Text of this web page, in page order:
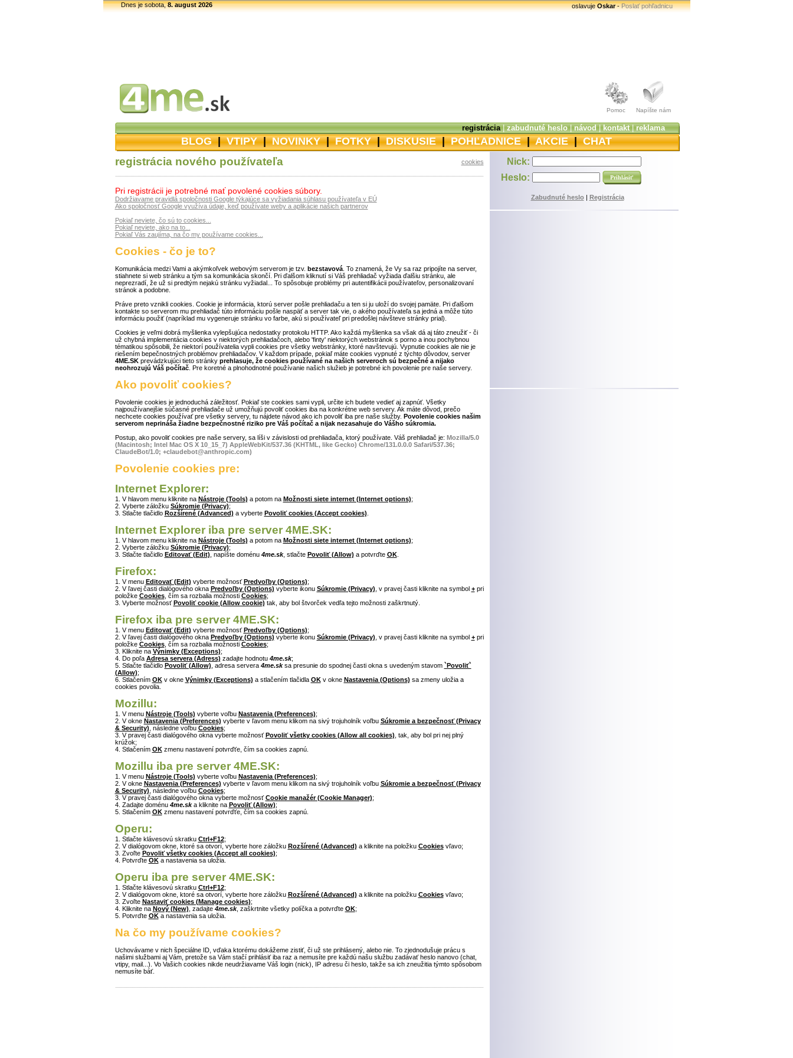
Dnes je sobota,8. august 2026 oslavujeOskar-Poslať pohľadnicu
Pomoc Napíšte nám
registrácia|zabudnuté heslo|návod|kontakt|reklama
BLOG|VTIPY|NOVINKY|FOTKY|DISKUSIE|POHĽADNICE|AKCIE|CHAT
registrácia nového používateľa cookies
Pri registrácii je potrebné mať povolené cookies súbory.
Dodržiavame pravidlá spoločnosti Google týkajúce sa vyžiadania súhlasu používateľa v EÚ
Ako spoločnosť Google využíva údaje, keď používate weby a aplikácie našich partnerov
Pokiaľ neviete, čo sú to cookies...
Pokiaľ neviete, ako na to...
Pokiaľ Vás zaujíma, na čo my používame cookies...
Cookies - čo je to?
Komunikácia medzi Vami a akýmkoľvek webovým serverom je tzv. bezstavová. To znamená, že Vy sa raz pripojíte na server,
stiahnete si web stránku a tým sa komunikácia skončí. Pri ďalšom kliknutí si Váš prehliadač vyžiada ďalšiu stránku, ale
neprezradí, že už si predtým nejakú stránku vyžiadal... To spôsobuje problémy pri autentifikácii používateľov, personalizovaní
stránok a podobne.
Práve preto vznikli cookies. Cookie je informácia, ktorú server pošle prehliadaču a ten si ju uloží do svojej pamäte. Pri ďalšom
kontakte so serverom mu prehliadač túto informáciu pošle naspäť a server tak vie, o akého používateľa sa jedná a môže túto
informáciu použiť (napríklad mu vygeneruje stránku vo farbe, akú si používateľ pri predošlej návšteve stránky prial).
Cookies je veľmi dobrá myšlienka vylepšujúca nedostatky protokolu HTTP. Ako každá myšlienka sa však dá aj táto zneužiť - či
už chybná implementácia cookies v niektorých prehliadačoch, alebo 'finty' niektorých webstránok s porno a inou pochybnou
tématikou spôsobili, že niektorí používatelia vypli cookies pre všetky webstránky, ktoré navštevujú. Vypnutie cookies ale nie je
riešením bepečnostných problémov prehliadačov. V každom prípade, pokiaľ máte cookies vypnuté z týchto dôvodov, server
4ME.SKprevádzkujúci tieto stránky prehlasuje, že cookies používané na našich serveroch sú bezpečné a nijako
neohrozujú Váš počítač. Pre koretné a plnohodnotné používanie našich služieb je potrebné ich povolenie pre naše servery.
Ako povoliť cookies?
Povolenie cookies je jednoduchá záležitosť. Pokiaľ ste cookies sami vypli, určite ich budete vedieť aj zapnúť. Všetky
najpoužívanejšie súčasné prehliadače už umožňujú povoliť cookies iba na konkrétne web servery. Ak máte dôvod, prečo
nechcete cookies používať pre všetky servery, tu nájdete návod ako ich povoliť iba pre naše služby. Povolenie cookies našim
serverom neprináša žiadne bezpečnostné riziko pre Váš počítač a nijak nezasahuje do Vášho súkromia.
Postup, ako povoliť cookies pre naše servery, sa líši v závislosti od prehliadača, ktorý používate. Váš prehliadač je: Mozilla/5.0
(Macintosh; Intel Mac OS X 10_15_7) AppleWebKit/537.36 (KHTML, like Gecko) Chrome/131.0.0.0 Safari/537.36;
ClaudeBot/1.0; +claudebot@anthropic.com)
Povolenie cookies pre:
Internet Explorer:
1. V hlavom menu kliknite na Nástroje (Tools) a potom na Možnosti siete internet (Internet options);
2. Vyberte záložku Súkromie (Privacy);
3. Stlačte tlačidlo Rozšírené (Advanced) a vyberte Povoliť cookies (Accept cookies)
Internet Explorer iba pre server 4ME.SK:
1. V hlavom menu kliknite na Nástroje (Tools) a potom na Možnosti siete internet (Internet options);
2. Vyberte záložku Súkromie (Privacy);
3. Stlačte tlačidlo Editovať (Edit) , napíšte doménu 4me.sk, stlačte Povoliť (Allow) a potvrďte OK.
Firefox:
1. V menu Editovať (Edit) vyberte možnosťPredvoľby (Options);
2. V ľavej časti dialógového okna Predvoľby (Options) vyberte ikonu Súkromie (Privacy) , v pravej časti kliknite na symbol +pri
položke Cookies, čím sa rozbalia možnosti Cookies;
3. Vyberte možnosťPovoliť cookie (Allow cookie) tak, aby bol štvorček vedľa tejto možnosti zaškrtnutý.
Firefox iba pre server 4ME.SK:
1. V menu Editovať (Edit) vyberte možnosťPredvoľby (Options);
2. V ľavej časti dialógového okna Predvoľby (Options) vyberte ikonu Súkromie (Privacy) , v pravej časti kliknite na symbol +pri
položke Cookies, čím sa rozbalia možnosti Cookies;
3. Kliknite na Výnimky (Exceptions);
4. Do poľa Adresa servera (Adress) zadajte hodnotu 4me.sk;
5. Stlačte tlačidlo Povoliť (Allow) , adresa servera 4me.sksa presunie do spodnej časti okna s uvedeným stavom `Povoliť`
(Allow);
6. Stlačením OKv okne Výnimky (Exceptions) a stlačením tlačidla OKv okne Nastavenia (Options) sa zmeny uložia a
cookies povolia.
Mozillu:
1. V menu Nástroje (Tools) vyberte voľbu Nastavenia (Preferences);
2. V okne Nastavenia (Preferences) vyberte v ľavom menu klikom na sivý trojuholník voľbu Súkromie a bezpečnosť (Privacy
& Security) , následne voľbu Cookies;
3. V pravej časti dialógového okna vyberte možnosťPovoliť všetky cookies (Allow all cookies) , tak, aby bol pri nej plný
krúžok;
4. Stlačením OKzmenu nastavení potvrďťe, čím sa cookies zapnú.
Mozillu iba pre server 4ME.SK:
1. V menu Nástroje (Tools) vyberte voľbu Nastavenia (Preferences);
2. V okne Nastavenia (Preferences) vyberte v ľavom menu klikom na sivý trojuholník voľbu Súkromie a bezpečnosť (Privacy
& Security) , následne voľbu Cookies;
3. V pravej časti dialógového okna vyberte možnosťCookie manažér (Cookie Manager);
4. Zadajte doménu 4me.ska kliknite na Povoliť (Allow);
5. Stlačením OKzmenu nastavení potvrďťe, čím sa cookies zapnú.
Operu:
1. Stlačte klávesovú skratku Ctrl+F12;
2. V dialógovom okne, ktoré sa otvorí, vyberte hore záložku Rozšírené (Advanced) a kliknite na položku Cookiesvľavo;
3. Zvoľte Povoliť všetky cookies (Accept all cookies);
4. Potvrďte OKa nastavenia sa uložia.
Operu iba pre server 4ME.SK:
1. Stlačte klávesovú skratku Ctrl+F12;
2. V dialógovom okne, ktoré sa otvorí, vyberte hore záložku Rozšírené (Advanced) a kliknite na položku Cookiesvľavo;
3. Zvoľte Nastaviť cookies (Manage cookies);
4. Kliknite na Nový (New) , zadajte 4me.sk, zaškrtnite všetky políčka a potvrďte OK;
5. Potvrďte OKa nastavenia sa uložia.
Na čo my používame cookies?
Uchovávame v nich špeciálne ID, vďaka ktorému dokážeme zistiť, či už ste prihlásený, alebo nie. To zjednodušuje prácu s
našimi službami aj Vám, pretože sa Vám stačí prihlásiť iba raz a nemusíte pre každú našu službu zadávať heslo nanovo (chat,
vtipy, mail...). Vo Vašich cookies nikde neudržiavame Váš login (nick), IP adresu či heslo, takže sa ich zneužitia týmto spôsobom
nemusíte báť.
Nick:
Heslo:
Zabudnuté heslo| Registrácia